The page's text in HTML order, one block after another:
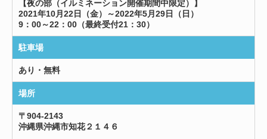
【夜の部（イルミネーション開催期間中限定）】
2021年10月22日（金）～2022年5月29日（日）
9：00～22：00（最終受付21：30）
駐車場
あり・無料
場所
〒904-2143
沖縄県沖縄市知花２１４６